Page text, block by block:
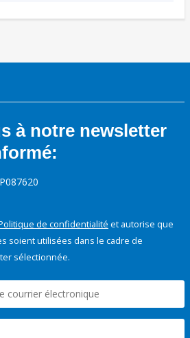
à notre newsletter
de confidentialité et autorise que
soient utilisées dans le cadre de
sélectionnée.